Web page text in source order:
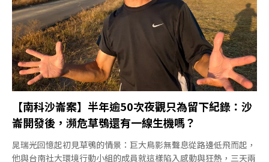
購物中心往東車行僅6分鐘，景色便迅速切換成樹林和一望無際的
平原。開進狹窄農路，抵達台糖沙崙農場，剛收成完的西瓜田、雜
草地與牧草區交錯分布。潘致遠搖下車窗，此起彼落的鳥鳴聲佔據
聽覺。
【南科沙崙案】半年逾50次夜觀只為留下紀錄：沙
崙開發後，瀕危草鴞還有一線生機嗎？
晁瑞光回憶起初見草鴞的情景：巨大鳥影無聲息從路邊低飛而起，
他與台南社大環境行動小組的成員就這樣陷入感動與狂熱，三天兩